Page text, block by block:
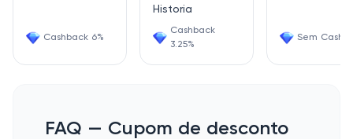
Cashback 6%
Historia
Cashback
3.25%
Sem
FAQ — Cupom de desconto